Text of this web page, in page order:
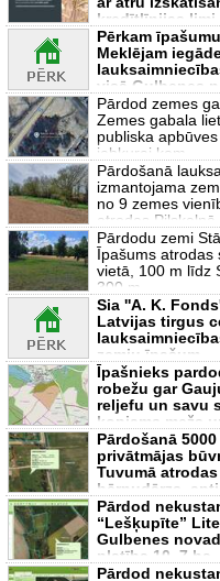
kredītlīnijas limi
Pērkam
Meklējam
visā Gulbenes
Pārdod zemes
Zemes gabala
publiska
jebkurai kom
Pārdošanā
izmantojama
no 9 zemes
atrodas
Pārdodu zemi
Īpašums atrodas
vietā, 100 m līdz
300 m
Sia ''A. K.
Latvijas tirgus
zemju īpašum
Īpašnieks
robežu gar
reljefu un savu
kopjams mežs
Pārdošanā
privātmājas
Tuvumā
bērnudārzs,
Pārdod
“Lešķupīte”
Gulbenes
platība 10, 7 ha,
Pārdod